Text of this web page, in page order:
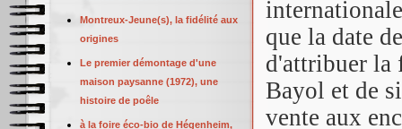
que la date
d'attribuer la
Bayol et de
vente aux
Montreux-Jeune(s), la fidélité aux
origines
Le premier démontage d'une
maison paysanne (1972), une
histoire de poêle
à la foire éco-bio de Hégenheim,